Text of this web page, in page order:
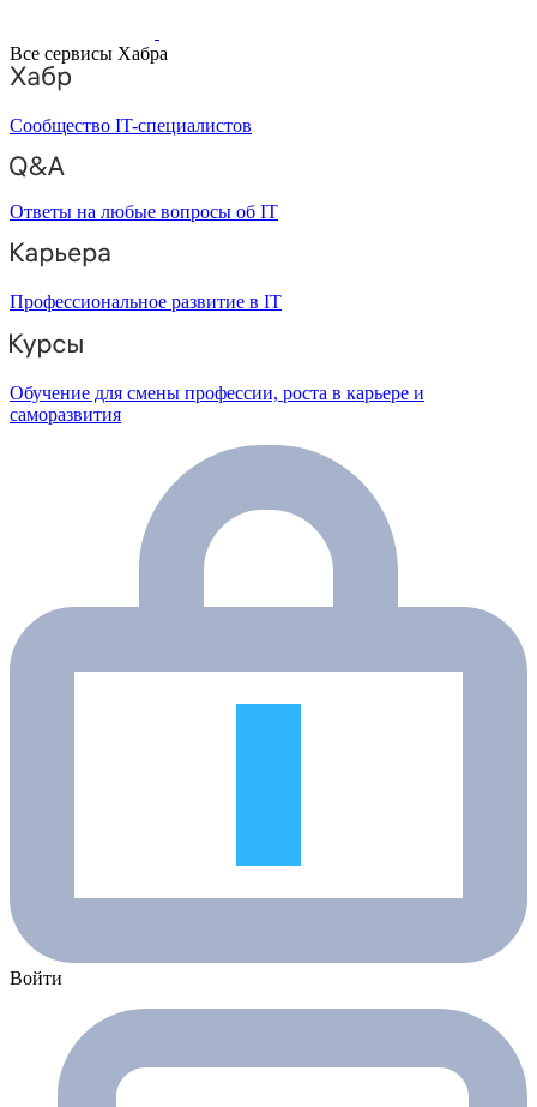
Все сервисы Хабра
Сообщество IT-специалистов
Ответы на любые вопросы об IT
Профессиональное развитие в IT
Обучение для смены профессии, роста в карьере и
саморазвития
Войти